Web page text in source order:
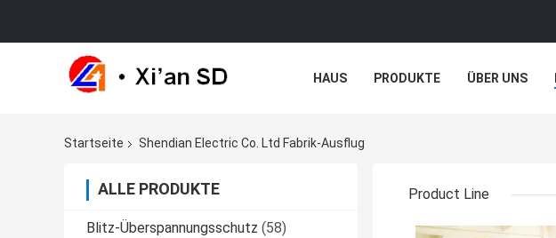
HAUS PRODUKTE ÜBER UNS
Startseite
Shendian Electric Co. Ltd Fabrik-Ausflug
ALLE PRODUKTE
Blitz-Überspannungsschutz (58)
Product Line